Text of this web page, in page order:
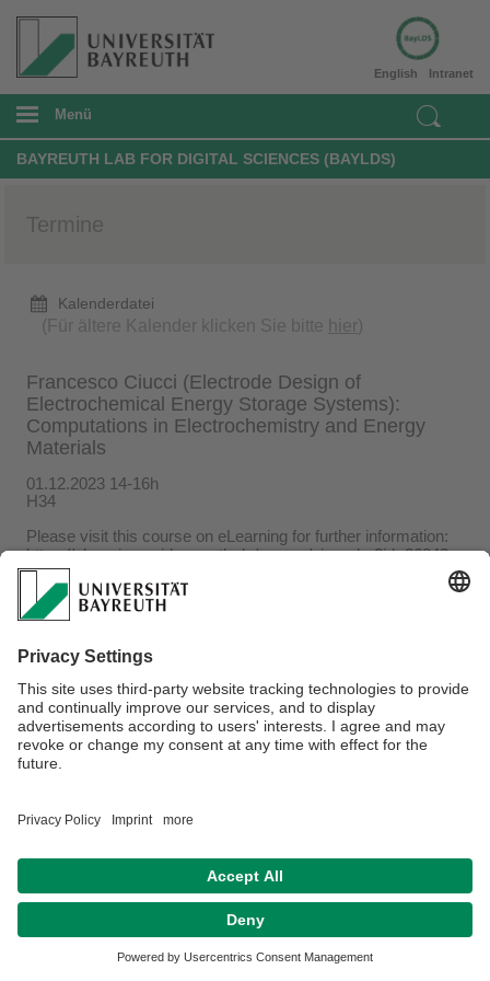
Intranet
English
Menü
BAYREUTH LAB FOR DIGITAL SCIENCES (BAYLDS)
Termine
Kalenderdatei
(Für ältere Kalender klicken Sie bitte hier)
Francesco Ciucci (Electrode Design of
Electrochemical Energy Storage Systems):
Computations in Electrochemistry and Energy
Materials
01.12.2023 14-16h
H34
Please visit this course on eLearning for further information:
https://elearning.uni-bayreuth.de/course/view.php?id=36843
Verantwortlich für die Redaktion:
Datenschutz / Disclaimer Barrierefreiheitserklärung
Impressum
Hausordnung